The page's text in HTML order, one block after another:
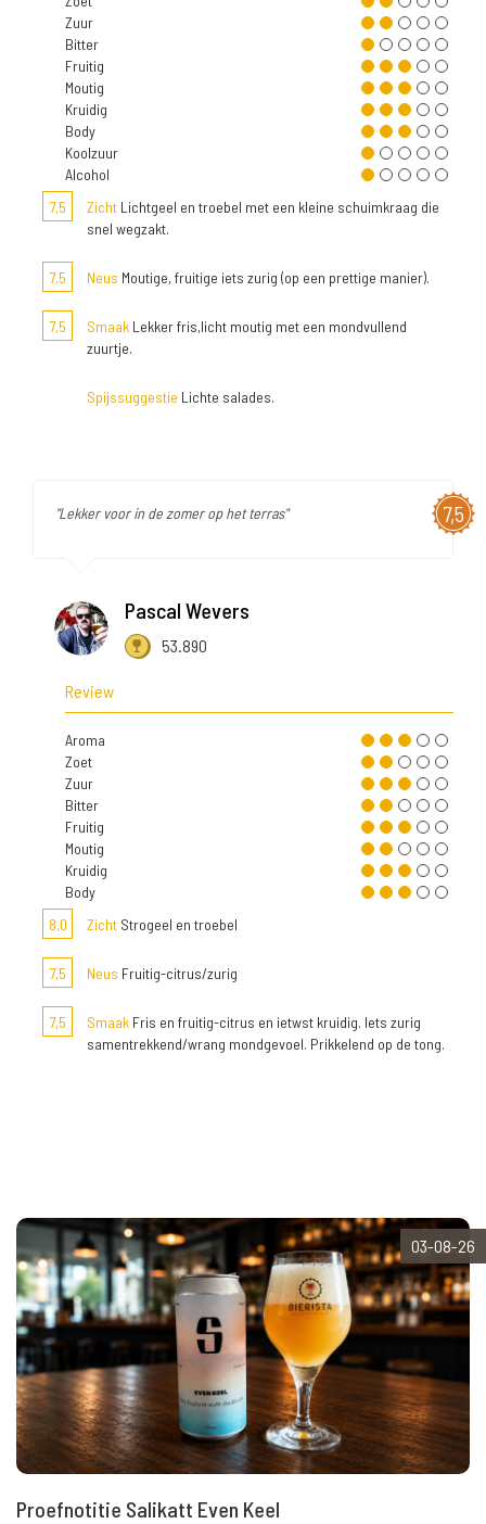
Zuur
Bitter
Fruitig
Moutig
Kruidig
Body
Koolzuur
Alcohol
7,5
Zicht Lichtgeel en troebel met een kleine schuimkraag die
snel wegzakt.
7,5 Neus Moutige, fruitige iets zurig (op een prettige manier).
7,5 Smaak Lekker fris,licht moutig met een mondvullend
zuurtje.
Spijssuggestie Lichte salades.
7,5
"Lekker voor in de zomer op het terras"
Pascal Wevers
53.890
Review
Aroma
Zoet
Zuur
Bitter
Fruitig
Moutig
Kruidig
Body
8,0
Zicht Strogeel en troebel
7,5 Neus Fruitig-citrus/zurig
7,5 Smaak Fris en fruitig-citrus en ietwst kruidig. Iets zurig
samentrekkend/wrang mondgevoel. Prikkelend op de tong.
03-08-26
Proefnotitie Salikatt Even Keel